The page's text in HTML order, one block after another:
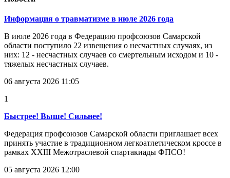
Информация о травматизме в июле 2026 года
В июле 2026 года в Федерацию профсоюзов Самарской
области поступило 22 извещения о несчастных случаях, из
них: 12 - несчастных случаев со смертельным исходом и 10 -
тяжелых несчастных случаев.
06 августа 2026 11:05
1
Быстрее! Выше! Сильнее!
Федерация профсоюзов Самарской области приглашает всех
принять участие в традиционном легкоатлетическом кроссе в
рамках XXIII Межотраслевой спартакиады ФПСО!
05 августа 2026 12:00